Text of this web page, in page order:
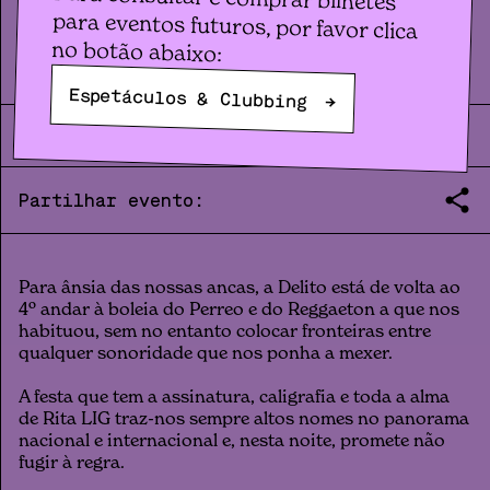
DELITO
SEX 28.06 | 23:59 | 2024
Partilhar evento:
Para ânsia das nossas ancas, a Delito está de volta ao
4º andar à boleia do Perreo e do Reggaeton a que nos
habituou, sem no entanto colocar fronteiras entre
qualquer sonoridade que nos ponha a mexer.
A festa que tem a assinatura, caligrafia e toda a alma
de Rita LIG traz-nos sempre altos nomes no panorama
nacional e internacional e, nesta noite, promete não
fugir à regra.
no botão abaixo:
Espetáculos & Clubbing →